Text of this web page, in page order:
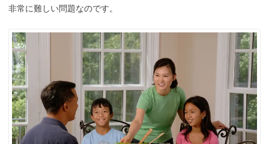
非常に難しい問題なのです。